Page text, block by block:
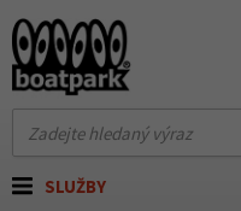
SLUŽBY